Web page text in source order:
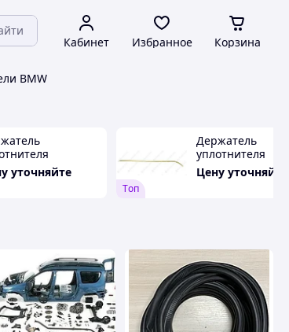
Кабинет Избранное Корзина
BMW
уточняйте
Tоп
Держатель
уплотнителя
надставки двери
вертикал.
Цену уточняйте